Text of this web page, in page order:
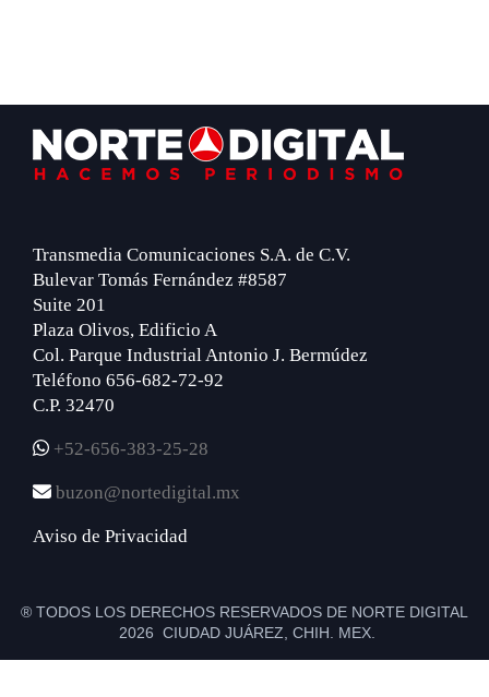
Footer
Transmedia Comunicaciones S.A. de C.V.
Bulevar Tomás Fernández #8587
Suite 201
Plaza Olivos, Edificio A
Col. Parque Industrial Antonio J. Bermúdez
Teléfono 656-682-72-92
C.P. 32470
+52-656-383-25-28
buzon@nortedigital.mx
Aviso de Privacidad
® TODOS LOS DERECHOS RESERVADOS DE NORTE DIGITAL
2026 CIUDAD JUÁREZ, CHIH. MEX.